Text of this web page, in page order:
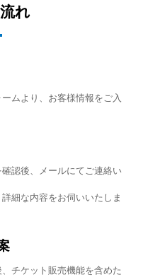
れ
ムより、お客様情報をご入
認後、メールにてご連絡い
細な内容をお伺いいたしま
チケット販売機能を含めた